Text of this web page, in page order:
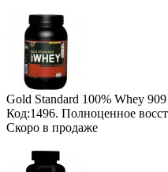
Gold Standard 100% Whey
Код:1496. Полноценное
Скоро в продаже